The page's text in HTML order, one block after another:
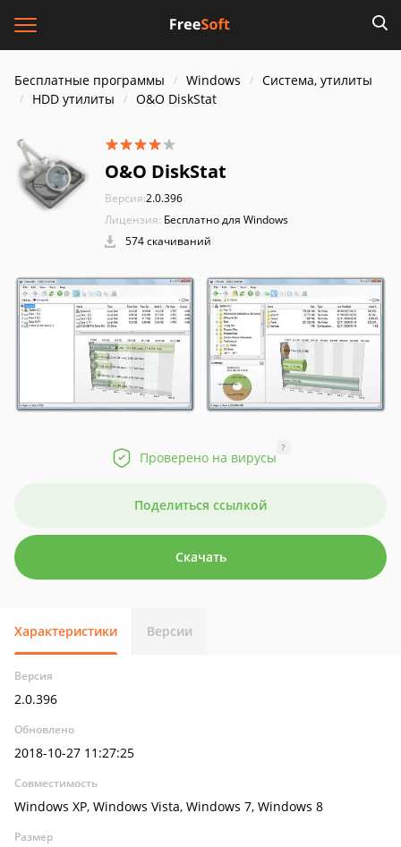
Бесплатные программы Windows
Система, утилиты
HDD утилиты
O&O DiskStat
O&O DiskStat
Версия:2.0.396
Лицензия: Бесплатно для Windows
574 скачиваний
Проверено на вирусы
?
Поделиться ссылкой
Скачать
Характеристики Версии
Версия
2.0.396
Обновлено
2018-10-27 11:27:25
Совместимость
Windows XP, Windows Vista, Windows 7, Windows 8
Размер